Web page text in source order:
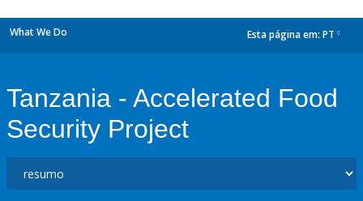
What We Do Esta página em: PT
Tanzania - Accelerated Food
Security Project